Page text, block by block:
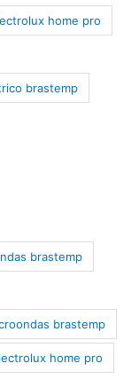
home pro
brastemp
brastemp
brastemp
home pro